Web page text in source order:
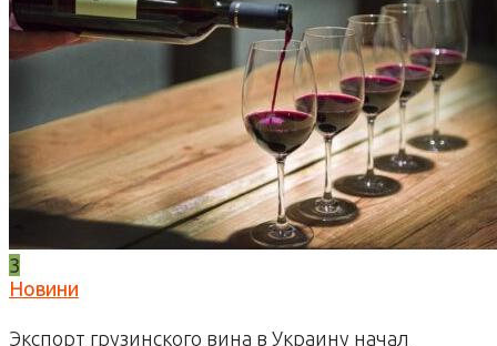
3
Новини
Экспорт грузинского вина в Украину начал